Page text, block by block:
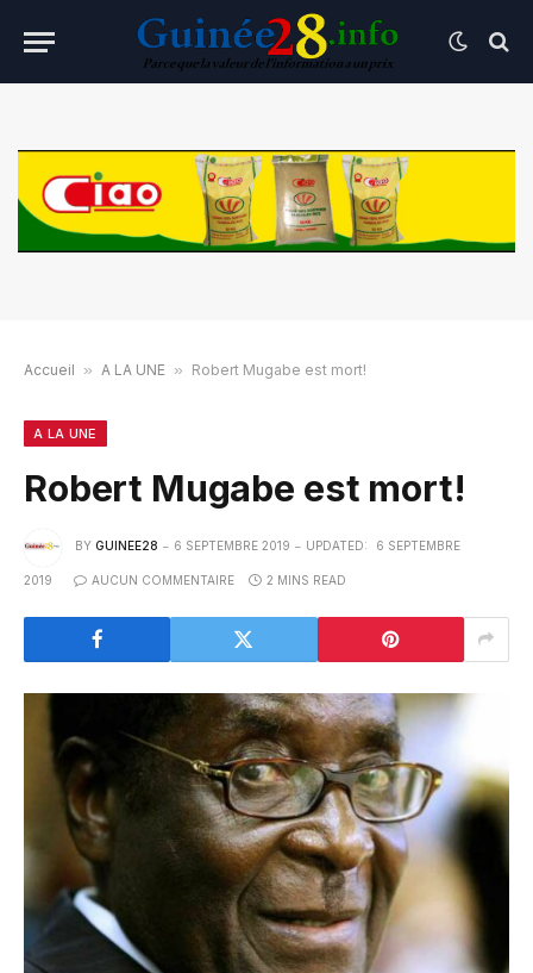
Accueil » A LA UNE » Robert Mugabe est mort!
A LA UNE
Robert Mugabe est mort!
BY GUINEE28 6 SEPTEMBRE 2019 UPDATED: 6 SEPTEMBRE
2019 AUCUN COMMENTAIRE 2 MINS READ